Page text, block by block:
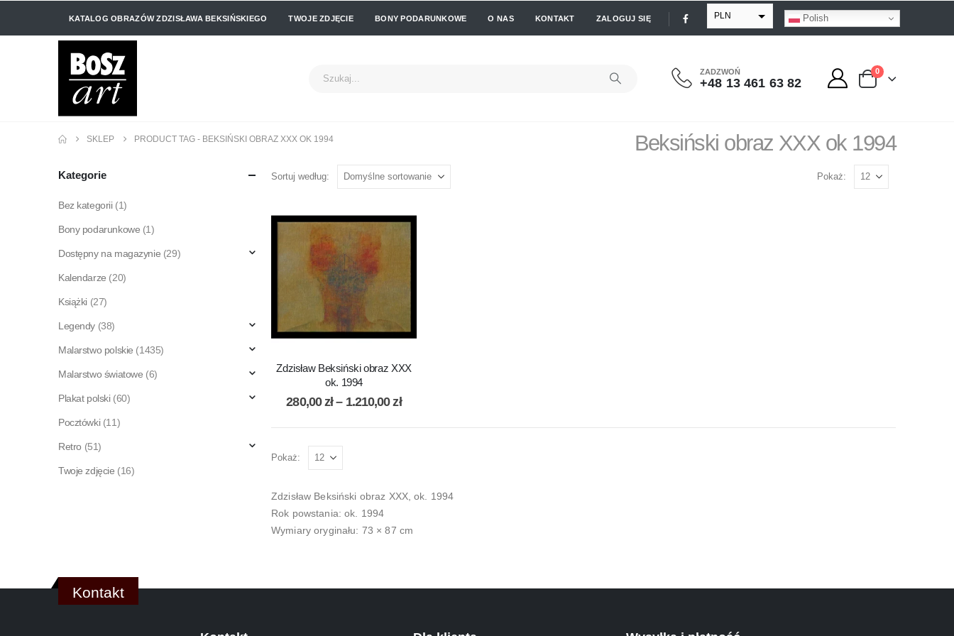
KATALOG OBRAZÓW ZDZISŁAWA BEKSIŃSKIEGO TWOJE ZDJĘCIE BONY PODARUNKOWE O NAS KONTAKT ZALOGUJ SIĘ PLN
GBP
Polish
ZADZWOŃ
+48 13 461 63 82
0
Beksiński obraz XXX ok 1994
SKLEP PRODUCT TAG - BEKSIŃSKI OBRAZ XXX OK 1994
Sortuj według: Pokaż:
Zdzisław Beksiński obraz XXX
ok. 1994
280,00zł – 1.210,00zł
Pokaż:
Zdzisław Beksiński obraz XXX, ok. 1994
Rok powstania: ok. 1994
Wymiary oryginału: 73 × 87 cm
Kategorie
Bez kategorii (1)
Bony podarunkowe (1)
Dostępny na magazynie (29)
Kalendarze (20)
Książki (27)
Legendy (38)
Malarstwo polskie (1435)
Malarstwo światowe (6)
Plakat polski (60)
Pocztówki (11)
Retro (51)
Twoje zdjęcie (16)
Kontakt